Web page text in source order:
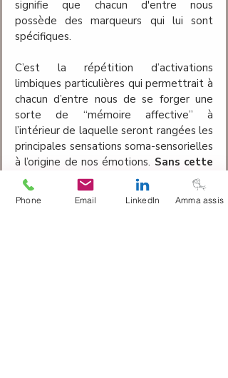
signifie que chacun d'entre nous
possède des marqueurs qui lui sont
spécifiques.
C’est la répétition d’activations
limbiques particulières qui permettrait à
chacun d’entre nous de se forger une
sorte de “mémoire affective” à
l’intérieur de laquelle seront rangées les
principales sensations soma-sensorielles
à l’origine de nos émotions. Sans cette
mémoire particulière, pas d’émotions
Phone Email LinkedIn Amma assis